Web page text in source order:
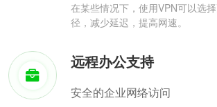
在某些情况下，使用VPN可以选
径，减少延迟，提高网速。
远程办公支持
安全的企业网络访问